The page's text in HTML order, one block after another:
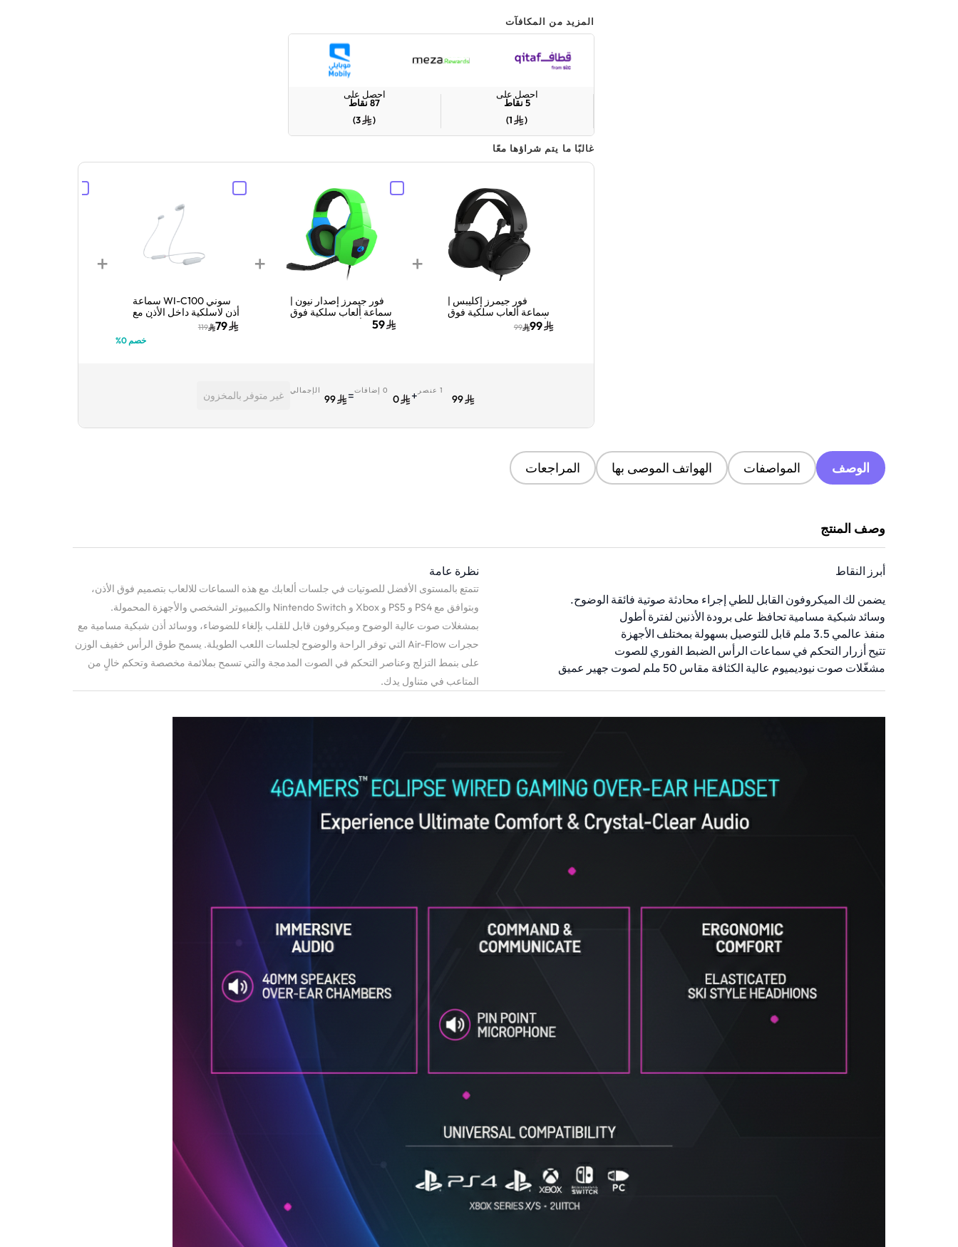
المزيد من المكافآت
احصل على
5 نقاط
(
1
)
احصل على
87 نقاط
(
3
)
غالبًا ما يتم شراؤها معًا
فور جيمرز إكليبس |
سماعة ألعاب سلكية فوق
الأذن | دعم متعدد المنصات
99
99
+
فور جيمرز إصدار نيون |
سماعة ألعاب سلكية فوق
59
+
سوني WI-C100 سماعة
أذن لاسلكية داخل الأذن مع
ميكروفون – أبيض
79
119
خصم 0%
+
1 عنصر
99
+ 0 إضافات
0
= الإجمالي
99 غير متوفر بالمخزون
الوصف المواصفات الهواتف الموصى بها المراجعات
وصف المنتج
أبرز النقاط
يضمن لك الميكروفون القابل للطي إجراء محادثة صوتية فائقة الوضوح.
وسائد شبكية مسامية تحافظ على برودة الأذنين لفترة أطول
منفذ عالمي 3.5 ملم قابل للتوصيل بسهولة بمختلف الأجهزة
تتيح أزرار التحكم في سماعات الرأس الضبط الفوري للصوت
مشغّلات صوت نيوديميوم عالية الكثافة مقاس 50 ملم لصوت جهير عميق
نظرة عامة
تتمتع بالمستوى الأفضل للصوتيات في جلسات ألعابك مع هذه السماعات للالعاب بتصميم فوق الأذن،
وبتوافق مع PS4 و PS5 و Xbox و Nintendo Switch والكمبيوتر الشخصي والأجهزة المحمولة.
بمشغلات صوت عالية الوضوح وميكروفون قابل للقلب بإلغاء للضوضاء، ووسائد أذن شبكية مسامية مع
حجرات Air-Flow التي توفر الراحة والوضوح لجلسات اللعب الطويلة. يسمح طوق الرأس خفيف الوزن
على بنمط التزلج وعناصر التحكم في الصوت المدمجة والتي تسمح بملائمة مخصصة وتحكم خالٍ من
المتاعب في متناول يدك.